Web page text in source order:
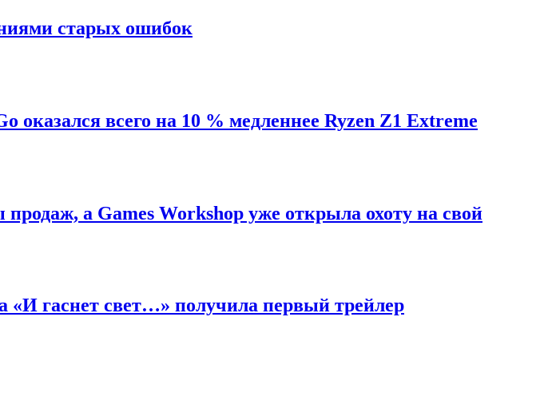
старых ошибок
оказался всего на 10 % медленнее Ryzen Z1 Extreme
а Games Workshop уже открыла охоту на свой
«И гаснет свет…» получила первый трейлер